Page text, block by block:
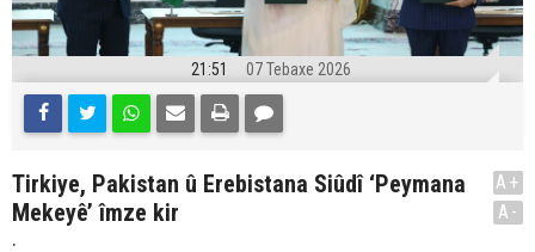
21:51 07 Tebaxe 2026
Tirkiye, Pakistan û Erebistana Siûdî ‘Peymana
Mekeyê’ îmze kir
.
A+
A-